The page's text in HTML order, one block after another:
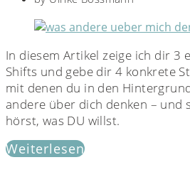
In diesem Artikel zeige ich dir 3
Shifts und gebe dir 4 konkrete
mit denen du in den
andere über dich denken – und
hörst, was DU willst.
Weiterlesen